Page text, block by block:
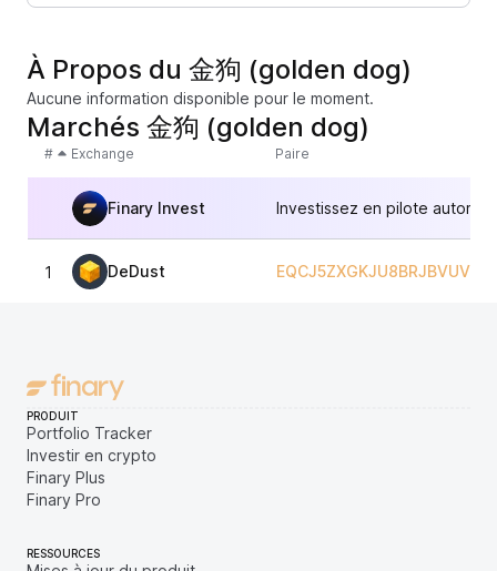
À Propos du 金狗 (golden dog)
Aucune information disponible pour le moment.
Marchés 金狗 (golden dog)
# Exchange Paire
Finary Invest Investissez en pilote
1 DeDust
PRODUIT
Portfolio Tracker
Investir en crypto
Finary Plus
Finary Pro
RESSOURCES